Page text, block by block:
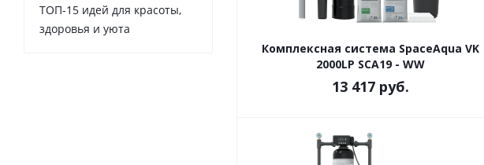
ТОП-15 идей для красоты,
здоровья и уюта
Комплексная система SpaceAqua VK
2000LP SCA19 - WW
13 417 руб.